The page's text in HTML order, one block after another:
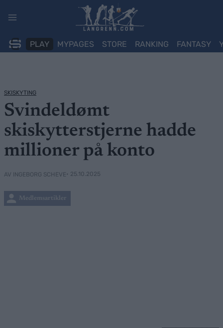
PLAY MYPAGES STORE RANKING FANTASY
SKISKYTING
Svindeldømt
skiskytterstjerne hadde
millioner på konto
AV INGEBORG SCHEVE• 25.10.2025
Medlemsartikler